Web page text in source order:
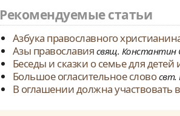
Рекомендуемые статьи
Азбука православного
Азы православия свящ. Константин
Беседы и сказки о семье для детей
Большое огласительное словосвт.
В оглашении должна участвовать